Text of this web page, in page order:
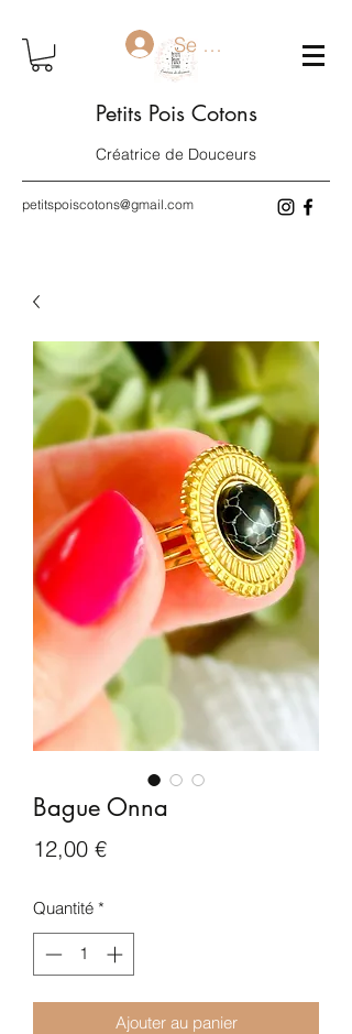
Petits Pois Cotons
Créatrice de Douceurs
petitspoiscotons@gmail.com
Se connecter
Bague Onna
12,00 €Prix
Quantité *
Ajouter au panier